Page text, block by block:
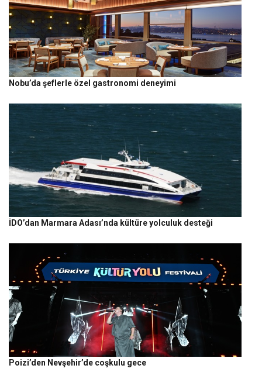
Nobu’da şeflerle özel gastronomi deneyimi
İDO’dan Marmara Adası’nda kültüre yolculuk desteği
Poizi’den Nevşehir’de coşkulu gece